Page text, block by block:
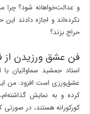
و عدالت‌خواهانه شود؟ چرا
نکرده‌اند و اجازه دادند
حراج بزند؟
فن عشق ورزیدن
استاد جمشید سماواتیان
عشق‌ورزی است افزود: من
کرده و به نمایش
کورکورانه هستند، در